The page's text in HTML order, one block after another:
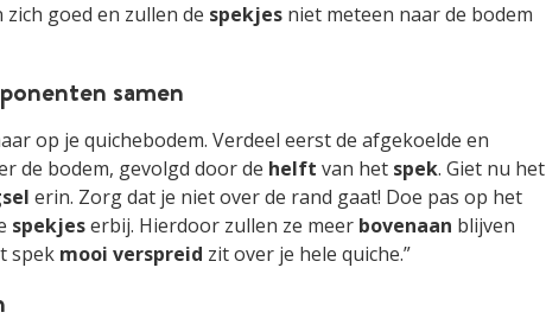
goed en zullen de spekjes niet meteen naar de bodem
samen
op je quichebodem. Verdeel eerst de afgekoelde en
de bodem, gevolgd door de helft van het spek. Giet nu het
erin. Zorg dat je niet over de rand gaat! Doe pas op het
spekjeserbij. Hierdoor zullen ze meer bovenaan blijven
spek mooi verspreid zit over je hele quiche.”